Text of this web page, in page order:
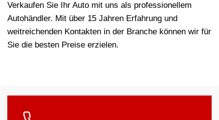
Verkaufen Sie Ihr Auto mit uns als professionellem
Autohändler. Mit über 15 Jahren Erfahrung und
weitreichenden Kontakten in der Branche können wir für
Sie die besten Preise erzielen.